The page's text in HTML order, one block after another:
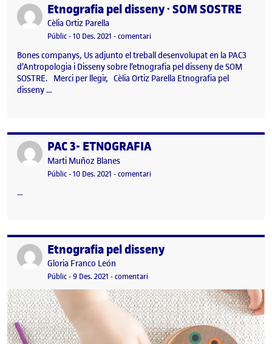
Publicat perEtnografia pel disseny · SOM SOSTRE
Publicat per
Cèlia Ortiz Parella
Visibilitat:
Públic-Data de publicació
10 Des. 2021 13 gener, 2022 12:47 am
-comentariel Etnografia pel disseny · SOM
Bones companys, Us adjunto el treball desenvolupat en la PAC3
d’Antropologia i Disseny sobre l’etnografia pel disseny de SOM
SOSTRE. Merci per llegir, Cèlia Ortiz Parella Etnografia pel
disseny …
Publicat perPAC 3- ETNOGRAFIA
Publicat per
Marti Muñoz Blanes
Visibilitat:
Públic-Data de publicació
10 Des. 2021 -comentariel PAC 3- ETNOGRAFIA
…
Publicat perEtnografia pel disseny
Publicat per
Gloria Franco León
Visibilitat:
Públic-Data de publicació
9 Des. 2021 -comentariel Etnografia pel disseny